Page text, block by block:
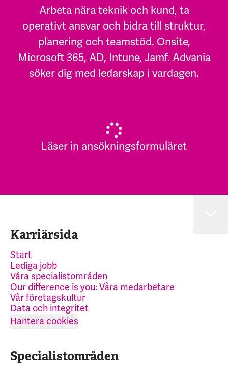
Arbeta nära teknik och kund, ta
operativt ansvar och bidra till struktur,
planering och teamstöd. Onsite,
Microsoft 365, AD, Intune, Jamf. Advania
söker dig med ledarskap i vardagen.
Läser in ansökningsformuläret
Karriärsida
Start
Lediga jobb
Våra specialistområden
Our difference is you: Våra medarbetare
Vår företagskultur
Data och integritet
Hantera cookies
Specialistområden